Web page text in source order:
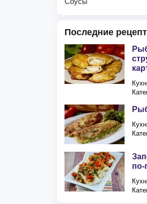
Последние
по-